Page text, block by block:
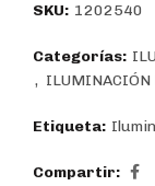
SKU: 1202540
Categorías:
, ILUMINACIÓN
Etiqueta:
Compartir